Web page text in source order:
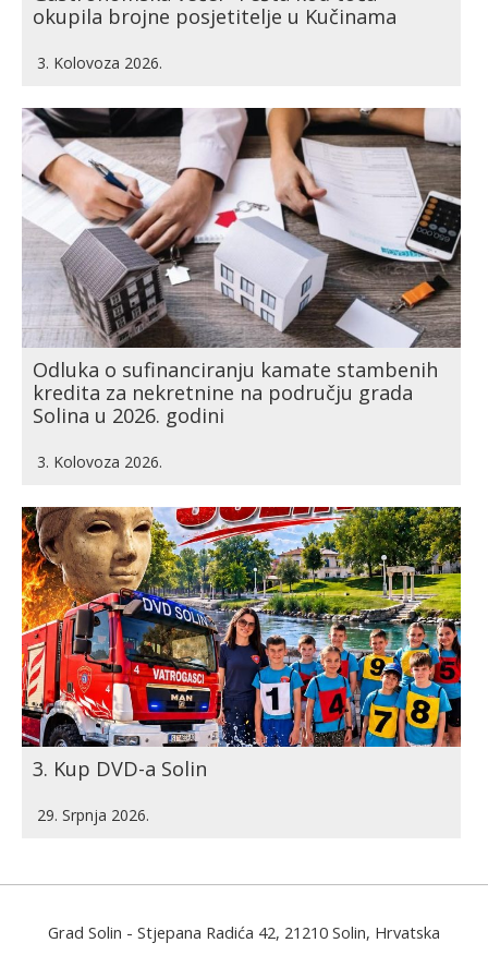
okupila brojne posjetitelje u Kučinama
3. Kolovoza 2026.
Odluka o sufinanciranju kamate stambenih
kredita za nekretnine na području grada
Solina u 2026. godini
3. Kolovoza 2026.
3. Kup DVD-a Solin
29. Srpnja 2026.
Grad Solin - Stjepana Radića 42, 21210 Solin, Hrvatska